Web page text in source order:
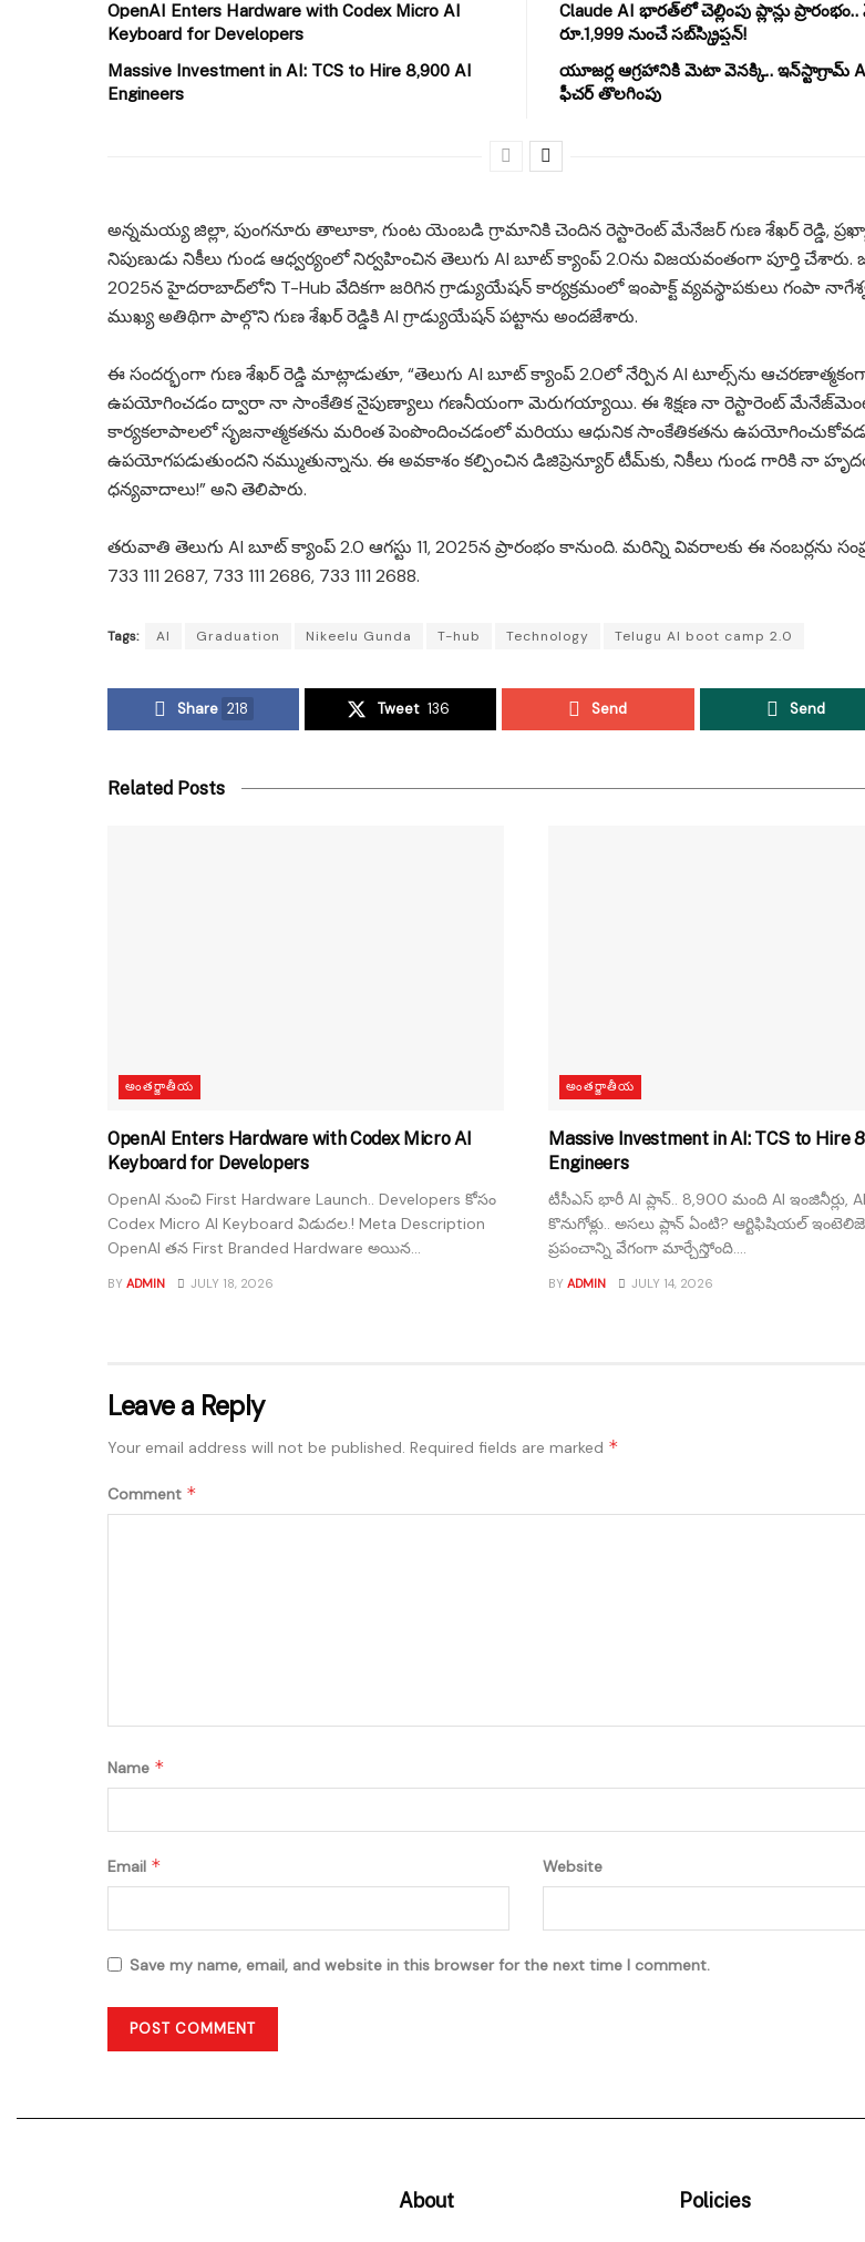
OpenAI Enters Hardware with Codex Micro AI
Keyboard for Developers
Massive Investment in AI: TCS to Hire 8,900 AI
Engineers
Claude AI భారత్‌లో చెల్లింపు ప్లాన్లు ప్రారంభం..
రూ.1,999 నుంచే సబ్‌స్క్రిప్షన్!
యూజర్ల ఆగ్రహానికి మెటా వెనక్కి.. ఇన్‌స్టాగ్రామ్
ఫీచర్ తొలగింపు
అన్నమయ్య జిల్లా, పుంగనూరు తాలూకా, గుంట యెంబడి గ్రామానికి చెందిన రెస్టారెంట్ మేనేజర్ గుణ శేఖర్ రెడ్డి,
నిపుణుడు నికీలు గుండ ఆధ్వర్యంలో నిర్వహించిన తెలుగు AI బూట్ క్యాంప్ 2.0ను విజయవంతంగా పూర్తి చేశారు.
2025న హైదరాబాద్‌లోని T-Hub వేదికగా జరిగిన గ్రాడ్యుయేషన్ కార్యక్రమంలో ఇంపాక్ట్ వ్యవస్థాపకులు గంపా
ముఖ్య అతిథిగా పాల్గొని గుణ శేఖర్ రెడ్డికి AI గ్రాడ్యుయేషన్ పట్టాను అందజేశారు.
ఈ సందర్భంగా గుణ శేఖర్ రెడ్డి మాట్లాడుతూ, “తెలుగు AI బూట్ క్యాంప్ 2.0లో నేర్పిన AI టూల్స్‌ను
ఉపయోగించడం ద్వారా నా సాంకేతిక నైపుణ్యాలు గణనీయంగా మెరుగయ్యాయి. ఈ శిక్షణ నా రెస్టారెంట్
కార్యకలాపాలలో సృజనాత్మకతను మరింత పెంపొందించడంలో మరియు ఆధునిక సాంకేతికతను
ఉపయోగపడుతుందని నమ్ముతున్నాను. ఈ అవకాశం కల్పించిన డిజిప్రెన్యూర్ టీమ్‌కు, నికీలు గుండ గారికి నా
ధన్యవాదాలు!” అని తెలిపారు.
తరువాతి తెలుగు AI బూట్ క్యాంప్ 2.0 ఆగస్టు 11, 2025న ప్రారంభం కానుంది. మరిన్ని వివరాలకు ఈ నంబర్లను
733 111 2687, 733 111 2686, 733 111 2688.
Tags: AI Graduation Nikeelu Gunda T-hub Technology Telugu AI boot camp 2.0
Share 218 Tweet 136 Send Send
Related Posts
అంతర్జాతీయ
OpenAI Enters Hardware with Codex Micro AI
Keyboard for Developers
OpenAI నుంచి First Hardware Launch.. Developers కోసం
Codex Micro AI Keyboard విడుదల.! Meta Description
OpenAI తన First Branded Hardware అయిన...
BY ADMIN JULY 18, 2026
అంతర్జాతీయ
Massive Investment in AI: TCS to Hire
Engineers
టీసీఎస్ భారీ AI ప్లాన్.. 8,900 మంది AI ఇంజినీర్లు,
కొనుగోళ్లు.. అసలు ప్లాన్ ఏంటి? ఆర్టిఫిషియల్
ప్రపంచాన్ని వేగంగా మార్చేస్తోంది....
BY ADMIN JULY 14, 2026
Leave a Reply
Your email address will not be published. Required fields are marked *
Comment *
Name *
Email * Website
Save my name, email, and website in this browser for the next time I comment.
About Policies